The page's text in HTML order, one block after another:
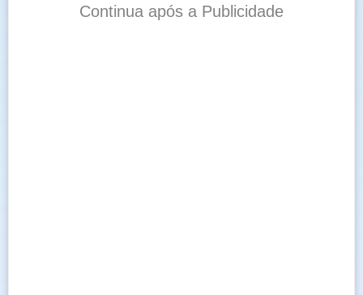
Continua após a Publicidade